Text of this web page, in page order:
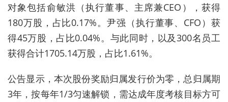
对象包括俞敏洪（执行董事、主席兼CEO），获得
180万股，占比0.17%。尹强（执行董事、CFO）获
得45万股，占比0.04%。与此同时，以及300名员工
获得合计1705.14万股，占比1.61%。
公告显示，本次股份奖励归属发行价为零，总归属期
3年，按每年1/3匀速解锁，需达成年度考核目标方可